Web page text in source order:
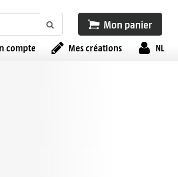
Mon panier
NL
Mes créations
compte